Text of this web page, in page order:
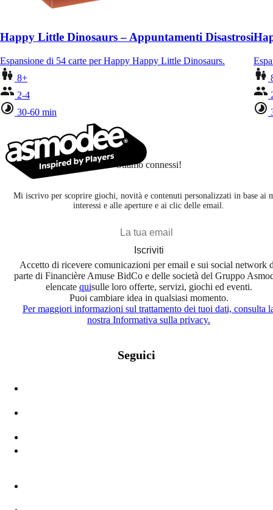
Happy Little Dinosaurs – Appuntamenti Disastrosi
Espansione di 54 carte per Happy Happy Little Dinosaurs.
8+
2-4
30-60 min
Stiamo connessi!
Mi iscrivo per scoprire giochi, novità e contenuti personalizzati in base ai
interessi e alle aperture e ai clic delle email.
Iscriviti
Accetto di ricevere comunicazioni per email e sui social network
parte di Financière Amuse BidCo e delle società del Gruppo
elencate quisulle loro offerte, servizi, giochi ed eventi.
Puoi cambiare idea in qualsiasi momento.
Per maggiori informazioni sul trattamento dei tuoi dati, consulta
nostra Informativa sulla privacy.
Seguici